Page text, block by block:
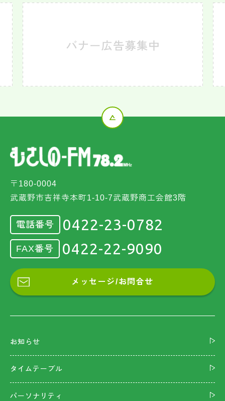
〒180-0004
武蔵野市吉祥寺本町1-10-7武蔵野商工会館3階
電話番号 0422-23-0782
FAX番号 0422-22-9090
メッセージ/お問合せ
お知らせ
タイムテーブル
パーソナリティ